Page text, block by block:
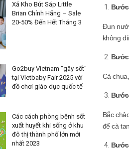
Đun
không
Cà
Bắc
để cà
Xả Kho Bút Sáp Little
Brian Chính Hãng – Sale
20-50% Đến Hết Tháng 3
Go2buy Vietnam "gây sốt"
tại Vietbaby Fair 2025 với
đồ chơi giáo dục quốc tế
Các cách phòng bệnh sốt
xuất huyết khi sống ở khu
đô thị thành phố lớn mới
nhất 2023